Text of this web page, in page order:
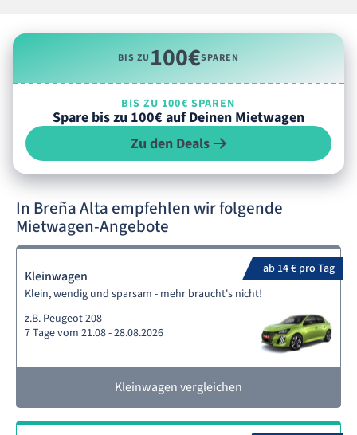
BIS ZU100€SPAREN
BIS ZU 100€ SPAREN
Spare bis zu 100€ auf Deinen Mietwagen
Zu den Deals
In Breña Alta empfehlen wir folgende
Mietwagen-Angebote
ab 14 € pro Tag
Kleinwagen
Klein, wendig und sparsam - mehr braucht's nicht!
z.B. Peugeot 208
7 Tage vom 21.08 - 28.08.2026
Kleinwagen vergleichen